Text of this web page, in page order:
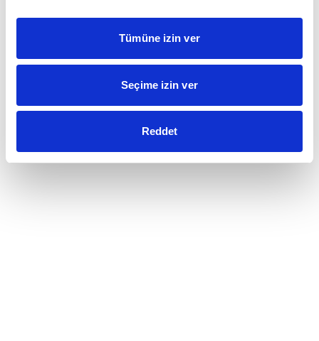
Tümüne izin ver
Seçime izin ver
Reddet